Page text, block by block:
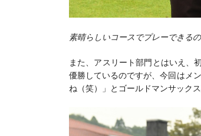
素晴らしいコースでプレーできる
また、アスリート部門とはいえ、
優勝しているのですが、今回はメ
ね（笑）」とゴールドマンサック